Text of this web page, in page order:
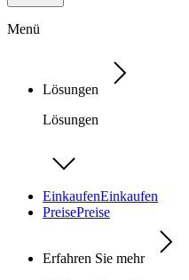
Menü
Lösungen
Lösungen
EinkaufenEinkaufen
PreisePreise
Erfahren Sie mehr